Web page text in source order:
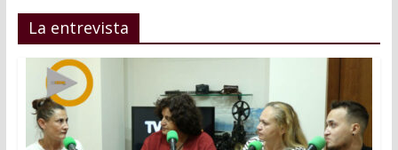
La entrevista